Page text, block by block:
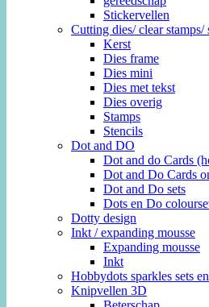
Stickervellen
Cutting dies/ clear stamps/
Kerst
Dies frame
Dies mini
Dies met tekst
Dies overig
Stamps
Stencils
Dot and DO
Dot and do Cards
Dot and Do Cards
Dot and Do sets
Dots en Do
Dotty design
Inkt / expanding mousse
Expanding mousse
Inkt
Hobbydots sparkles sets
Knipvellen 3D